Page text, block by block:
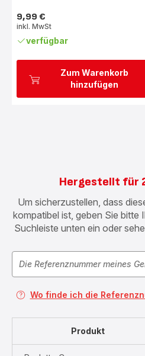
Zum Warenkorb
hinzufügen
Preis
9,99 €
inkl. MwSt
verfügbar
Hergestellt für
Um sicherzustellen, dass
kompatibel ist, geben Sie bitte
Suchleiste unten ein oder
Wo finde ich die
Produkt